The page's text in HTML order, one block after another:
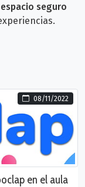
seguro
08/11/2022
en el aula